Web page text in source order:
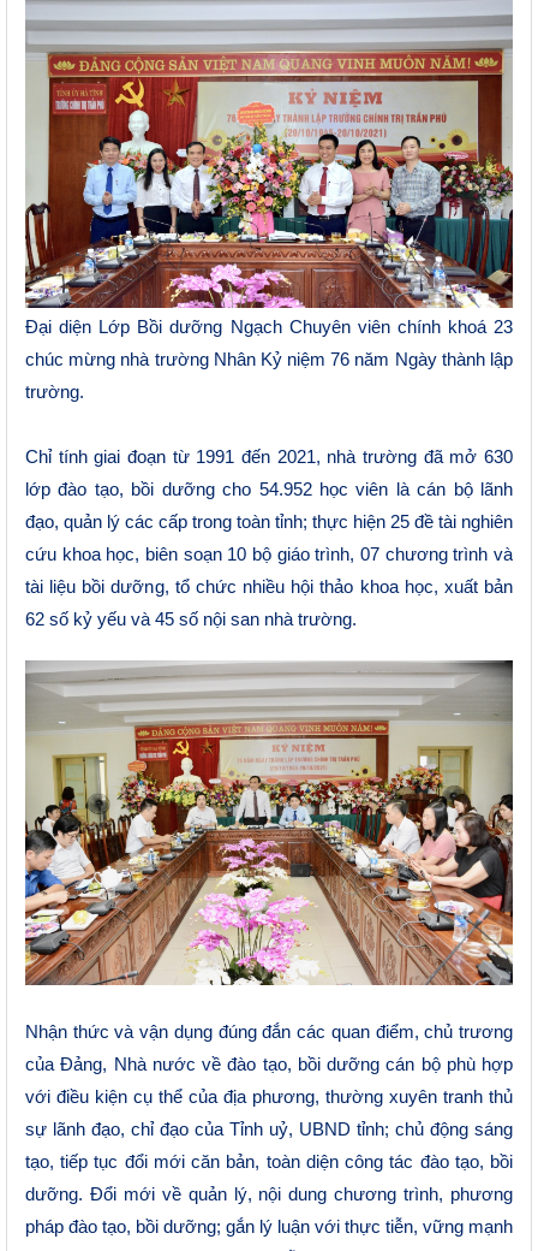
Đại diện Lớp Bồi dưỡng Ngạch Chuyên viên chính khoá 23
chúc mừng nhà trường Nhân Kỷ niệm 76 năm Ngày thành lập
trường.
Chỉ tính giai đoạn từ 1991 đến 2021, nhà trường đã mở 630
lớp đào tạo, bồi dưỡng cho 54.952 học viên là cán bộ lãnh
đạo, quản lý các cấp trong toàn tỉnh; thực hiện 25 đề tài nghiên
cứu khoa học, biên soạn 10 bộ giáo trình, 07 chương trình và
tài liệu bồi dưỡng, tổ chức nhiều hội thảo khoa học, xuất bản
62 số kỷ yếu và 45 số nội san nhà trường.
Nhận thức và vận dụng đúng đắn các quan điểm, chủ trương
của Đảng, Nhà nước về đào tạo, bồi dưỡng cán bộ phù hợp
với điều kiện cụ thể của địa phương, thường xuyên tranh thủ
sự lãnh đạo, chỉ đạo của Tỉnh uỷ, UBND tỉnh; chủ động sáng
tạo, tiếp tục đổi mới căn bản, toàn diện công tác đào tạo, bồi
dưỡng. Đổi mới về quản lý, nội dung chương trình, phương
pháp đào tạo, bồi dưỡng; gắn lý luận với thực tiễn, vững mạnh